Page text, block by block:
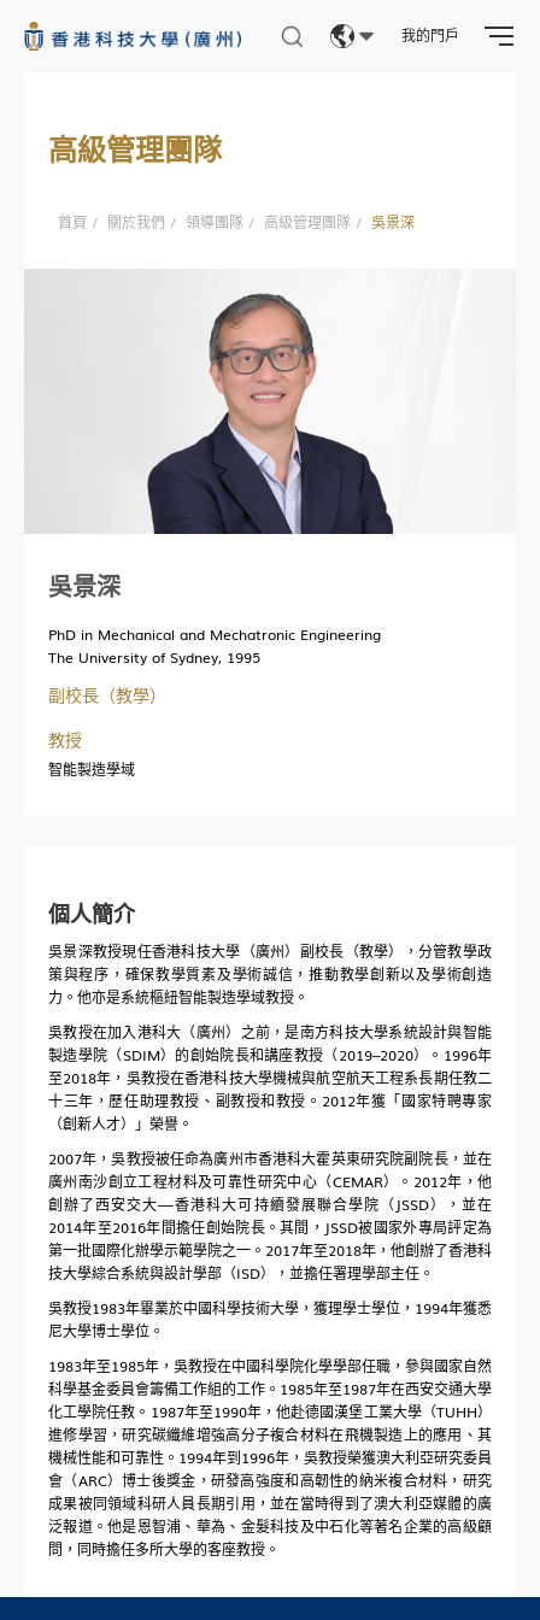
我的門戶
中央研究設施
實驗室服務處
培訓學習
科研資訊
媒體報道
全球夥伴
求知無疆
交流動態
聯繫我們
高級管理團隊
首頁 / 關於我們 / 領導團隊 / 高級管理團隊 / 吳景深
吳景深
PhD in Mechanical and Mechatronic Engineering
The University of Sydney, 1995
副校長（教學）
教授
智能製造學域
個人簡介
吳景深教授現任香港科技大學（廣州）副校長（教學），分管教學政
策與程序，確保教學質素及學術誠信，推動教學創新以及學術創造
力。他亦是系統樞紐智能製造學域教授。
吳教授在加入港科大（廣州）之前，是南方科技大學系統設計與智能
製造學院（SDIM）的創始院長和講座教授（2019–2020）。1996年
至2018年，吳教授在香港科技大學機械與航空航天工程系長期任教二
十三年，歷任助理教授、副教授和教授。2012年獲「國家特聘專家
（創新人才）」榮譽。
2007年，吳教授被任命為廣州市香港科大霍英東研究院副院長，並在
廣州南沙創立工程材料及可靠性研究中心（CEMAR）。2012年，他
創辦了西安交大—香港科大可持續發展聯合學院（JSSD），並在
2014年至2016年間擔任創始院長。其間，JSSD被國家外專局評定為
第一批國際化辦學示範學院之一。2017年至2018年，他創辦了香港科
技大學綜合系統與設計學部（ISD），並擔任署理學部主任。
吳教授1983年畢業於中國科學技術大學，獲理學士學位，1994年獲悉
尼大學博士學位。
1983年至1985年，吳教授在中國科學院化學學部任職，參與國家自然
科學基金委員會籌備工作組的工作。1985年至1987年在西安交通大學
化工學院任教。1987年至1990年，他赴德國漢堡工業大學（TUHH）
進修學習，研究碳纖維增強高分子複合材料在飛機製造上的應用、其
機械性能和可靠性。1994年到1996年，吳教授榮獲澳大利亞研究委員
會（ARC）博士後獎金，研發高強度和高韌性的納米複合材料，研究
成果被同領域科研人員長期引用，並在當時得到了澳大利亞媒體的廣
泛報道。他是恩智浦、華為、金髮科技及中石化等著名企業的高級顧
問，同時擔任多所大學的客座教授。